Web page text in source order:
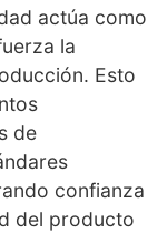
actúa como
la
Esto
de
confianza
del producto